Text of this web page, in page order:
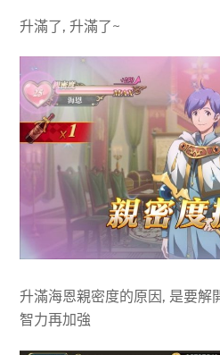
升滿了, 升滿了~
升滿海恩親密度的原因, 是要解
智力再加強